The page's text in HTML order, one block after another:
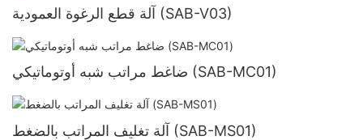
آلة قطع الرغوة العمودية (SAB-V03)
ضاغط مراتب شبه أوتوماتيكي (SAB-MC01)
آلة تغليف المراتب بالضغط (SAB-MS01)